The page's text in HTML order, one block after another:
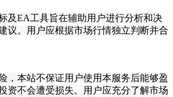
及EA工具旨在辅助用户进行分析和决
议。用户应根据市场行情独立判断并合
，本站不保证用户使用本服务后能够盈
资不会遭受损失。用户应充分了解市场